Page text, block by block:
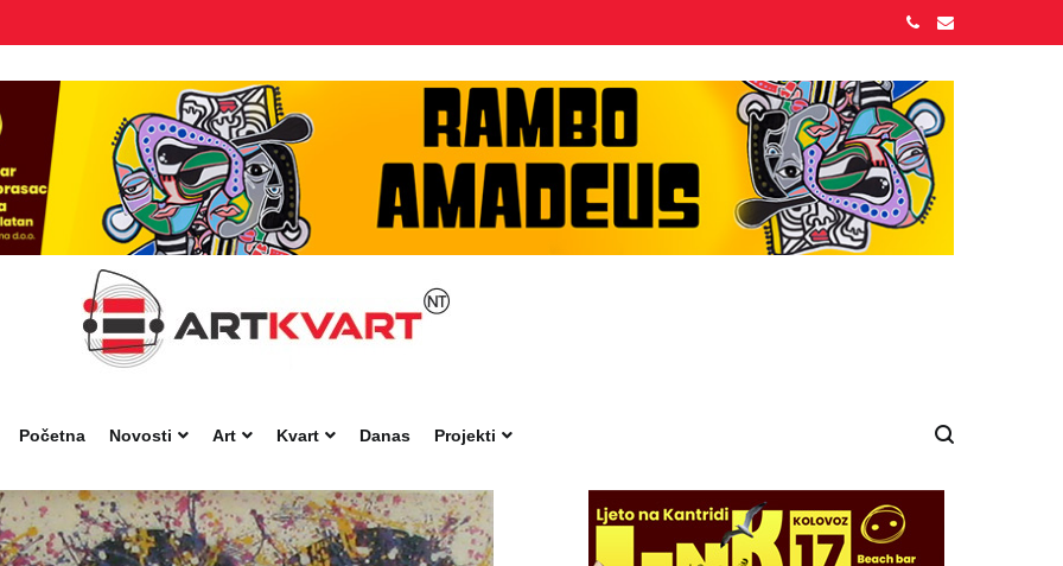
Početna
Novosti Art Kvart Danas Projekti